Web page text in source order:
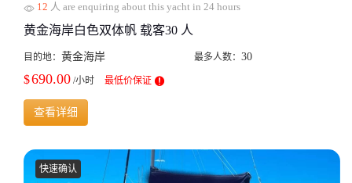
12 人 are enquiring about this yacht in 24 hours
黄金海岸白色双体帆 载客30 人
目的地： 黄金海岸 最多人数： 30
$690.00 /小时 最低价保证
查看详细
快速确认